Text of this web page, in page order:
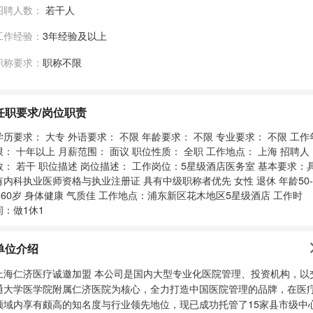
聘人数： 若干人
作经验： 3年经验及以上
称要求： 职称不限
职要求/岗位职责
历要求： 大专 外语要求： 不限 年龄要求： 不限 专业要求： 不限 工作
： 十年以上 月薪范围： 面议 职位性质： 全职 工作地点： 上海 招聘人
： 若干 职位描述 岗位描述： 工作岗位：5星级酒店医务室 基本要求：
内科执业医师资格与执业注册证 具有中级职称者优先 女性 退休 年龄
岁 身体健康 气质佳 工作地点：浦东新区花木地区5星级酒店 工作时
：做1休1
位介绍
医疗诚邀加盟 本公司是国内大型专业化医院管理、投资机构，以交
大学医学院附属仁济医院为核心，全力打造中国医院管理的品牌，在医
域内享有颇高的知名度与行业领先地位，现已成功托管了15家县市级中